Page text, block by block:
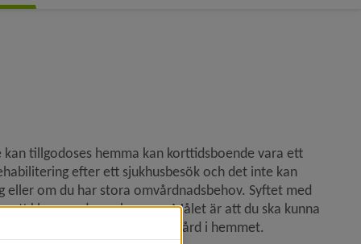
tillgodoses hemma kan korttidsboende vara ett
efter ett sjukhusbesök och det inte kan
om du har stora omvårdnadsbehov. Syftet med
klara vardagen hemma. Målet är att du ska kunna
och hälso- och sjukvård i hemmet.